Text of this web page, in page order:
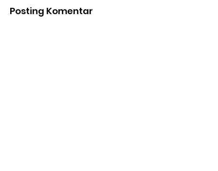
Posting Komentar